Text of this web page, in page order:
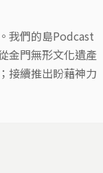
我們的島Podcast
金門無形文化遺產
接續推出盼藉神力
靈的「水」。人
(看)。